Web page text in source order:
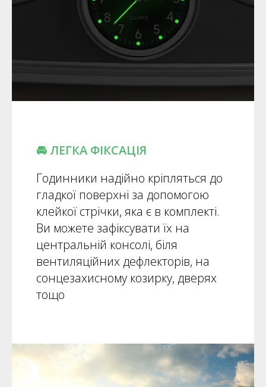
🚘 ЛЕГКА ФІКСАЦІЯ
Годинники надійно кріпляться до
гладкої поверхні за допомогою
клейкої стрічки, яка є в комплекті.
Ви можете зафіксувати їх на
центральній консолі, біля
вентиляційних дефлекторів, на
сонцезахисному козирку, дверях
тощо